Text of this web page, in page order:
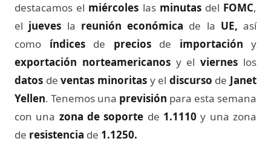
destacamos el miércoles las minutas del FOMC,
el jueves la reunión económica de la UE, así
como índicesde preciosde importación y
exportación norteamericanosy elviernes los
datos deventas minoritasy el discurso de Janet
Yellen. Tenemos una previsión para esta semana
con una zona de soporte de 1.1110 y una zona
de resistencia de 1.1250.